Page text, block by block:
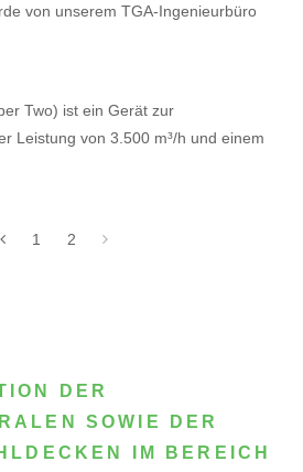
von unserem TGA-Ingenieurbüro
Two) ist ein Gerät zur
Leistung von 3.500 m³/h und einem
1 2
DER
SOWIE DER
IM BEREICH